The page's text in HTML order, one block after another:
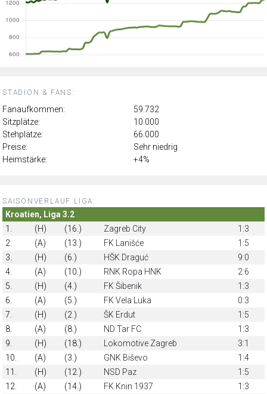
STADION & FANS:
Fanaufkommen:
59.732
Sitzplätze:
10.000
Stehplätze:
66.000
Preise:
Sehr niedrig
Heimstärke:
+4%
SAISONVERLAUF LIGA:
Kroatien, Liga 3.2
1.
(H) (16.) Zagreb City
1:3
2.
(A) (13.) FK Lanišće
1:5
3.
(H) (6.) HŠK Draguć
9:0
4.
(A) (10.) RNK Ropa HNK
2:6
5.
(H) (4.) FK Šibenik
1:3
6.
(A) (5.) FK Vela Luka
0:3
7.
(H) (2.) ŠK Erdut
1:5
8.
(A) (8.) ND Tar FC
1:3
9.
(H) (18.) Lokomotive Zagreb
3:1
10.
(A) (3.) GNK Biševo
1:4
11.
(H) (12.) NSD Paz
1:5
12.
(A) (14.) FK Knin 1937
1:3